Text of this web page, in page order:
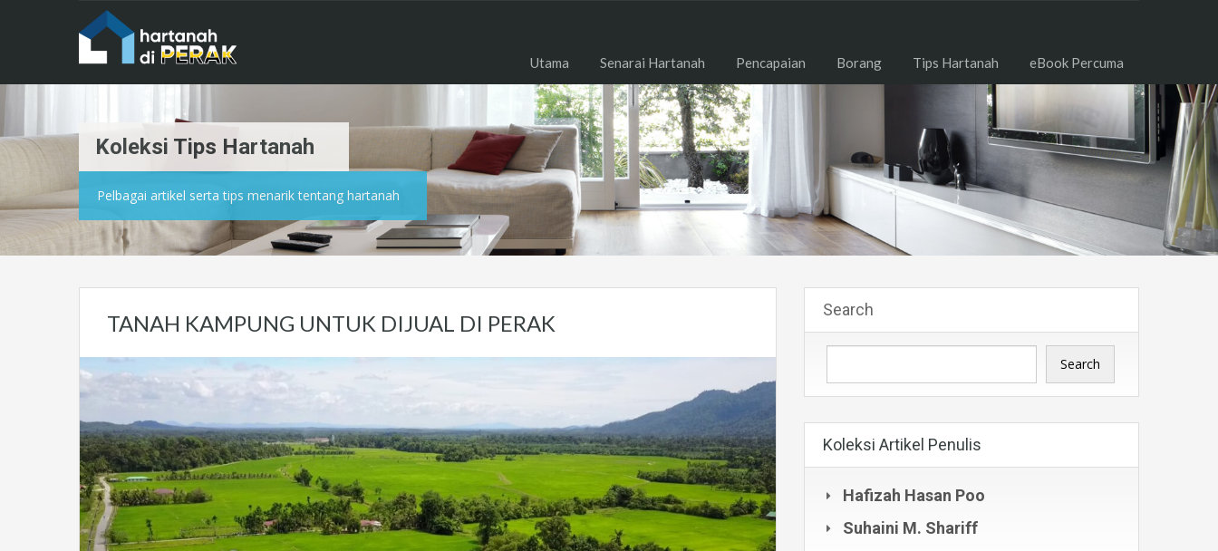
Utama Senarai Hartanah Pencapaian Borang Tips Hartanah eBook Percuma
Koleksi Tips Hartanah
Pelbagai artikel serta tips menarik tentang hartanah
TANAH KAMPUNG UNTUK DIJUAL DI PERAK
Search
Search
Koleksi Artikel Penulis
Hafizah Hasan Poo
Suhaini M. Shariff